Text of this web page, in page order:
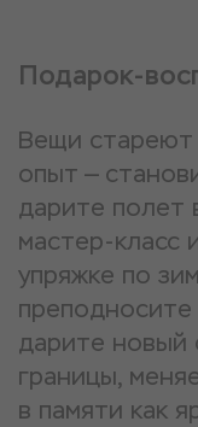
Подарок-
Вещи стареют
опыт —
дарите полет
мастер-класс
упряжке по
дарите новый
границы,
в памяти как